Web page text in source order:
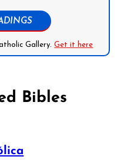
Gallery.Get it here
Bibles